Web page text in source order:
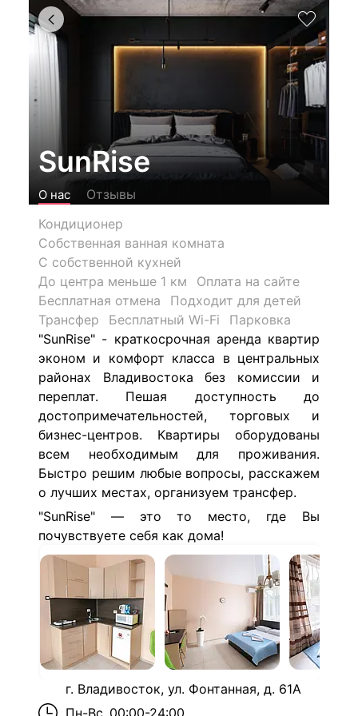
SunRise
О нас
Отзывы
Кондиционер
Собственная ванная комната
С собственной кухней
До центра меньше 1 км
Оплата на сайте
Бесплатная отмена
Подходит для детей
Трансфер
Бесплатный Wi-Fi
Парковка
"SunRise" - краткосрочная аренда квартир
эконом и комфорт класса в центральных
районах Владивостока без комиссии и
переплат. Пешая доступность
до
достопримечательностей, торговых и
бизнес-центров. Квартиры оборудованы
всем необходимым для проживания.
Быстро решим любые вопросы, расскажем
о лучших местах, организуем трансфер.
"SunRise" — это то место, где Вы
почувствуете себя как дома!
г. Владивосток, ул. Фонтанная, д. 61А
Пн-Вс 00:00-24:00